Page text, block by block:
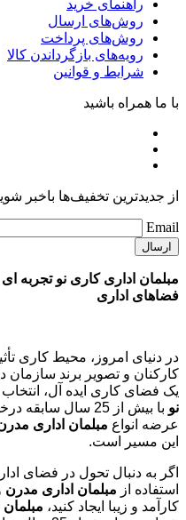
راهنمای خرید
روش‌های ارسال
روش‌های پرداخت
رویه‌های بازگرداندن کالا
شرایط و قوانین
با ما همراه باشید
از جدیدترین تخفیف‌ها باخبر
Email
مبلمان اداری کاری نو تجربه
فضاهای اداری
در دنیای امروز، محیط کاری
کارکنان و تصویر برند سازمان
یک فضای کاری ایده آل،
نو
با بیش از 25 سال
عرضه انواع مبلمان اداری
این مسیر است.
اگر به دنبال تحول در فضای
استفاده از مبلمان اداری مدرن
کارآمد و زیبا ایجاد کنید، مبلمان